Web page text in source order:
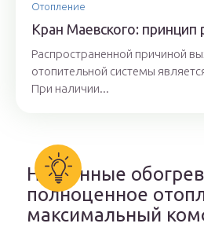
Отопление
Кран Маевского: принцип
Распространенной причиной
отопительной системы
При наличии...
Настенные
полноценное
максимальный